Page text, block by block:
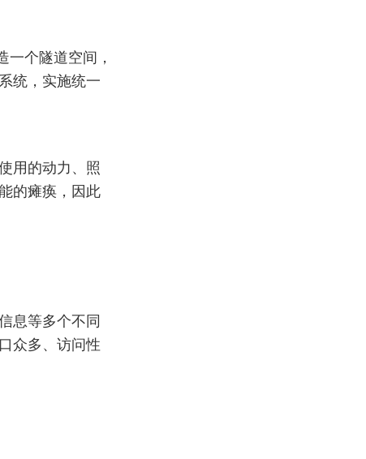
一个隧道空间，
统，实施统一
用的动力、照
的瘫痪，因此
息等多个不同
众多、访问性